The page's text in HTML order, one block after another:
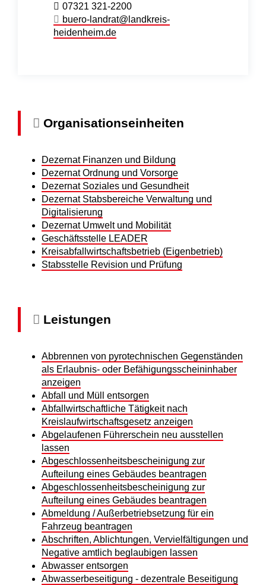
07321 321-2200
buero-landrat@landkreis-
heidenheim.de
Organisationseinheiten
Dezernat Finanzen und Bildung
Dezernat Ordnung und Vorsorge
Dezernat Soziales und Gesundheit
Dezernat Stabsbereiche Verwaltung und
Digitalisierung
Dezernat Umwelt und Mobilität
Geschäftsstelle LEADER
Kreisabfallwirtschaftsbetrieb (Eigenbetrieb)
Stabsstelle Revision und Prüfung
Leistungen
Abbrennen von pyrotechnischen Gegenständen
als Erlaubnis- oder Befähigungsscheininhaber
anzeigen
Abfall und Müll entsorgen
Abfallwirtschaftliche Tätigkeit nach
Kreislaufwirtschaftsgesetz anzeigen
Abgelaufenen Führerschein neu ausstellen
lassen
Abgeschlossenheitsbescheinigung zur
Aufteilung eines Gebäudes beantragen
Abgeschlossenheitsbescheinigung zur
Aufteilung eines Gebäudes beantragen
Abmeldung / Außerbetriebsetzung für ein
Fahrzeug beantragen
Abschriften, Ablichtungen, Vervielfältigungen und
Negative amtlich beglaubigen lassen
Abwasser entsorgen
Abwasserbeseitigung - dezentrale Beseitigung